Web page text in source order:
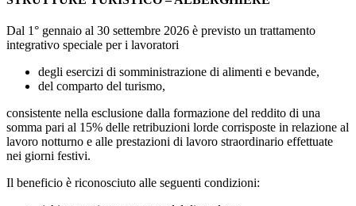
Dal 1° gennaio al 30 settembre 2026 è previsto un trattamento
integrativo speciale per i lavoratori
degli esercizi di somministrazione di alimenti e bevande,
del comparto del turismo,
consistente nella esclusione dalla formazione del reddito di una
somma pari al 15% delle retribuzioni lorde corrisposte in relazione al
lavoro notturno e alle prestazioni di lavoro straordinario effettuate
nei giorni festivi.
Il beneficio è riconosciuto alle seguenti condizioni: